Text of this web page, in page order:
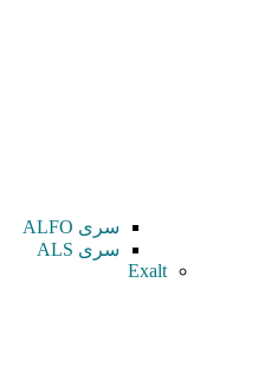
سری ALFO
سری ALS
Exalt